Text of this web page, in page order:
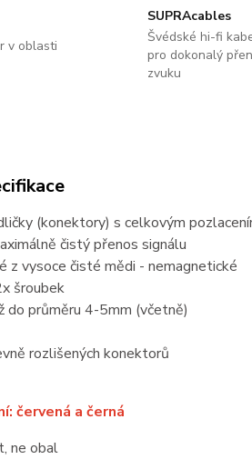
v oblasti
SUPRAcables
Švédské hi-fi
pro dokonalý
zvuku
(konektory) s celkovým
čistý přenos signálu
z vysoce čisté mědi - nemagnetické
šroubek
do průměru 4-5mm (včetně)
rozlišených konektorů
červená a černá
ne obal